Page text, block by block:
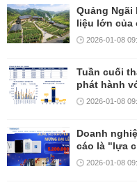
Quảng
liệu lớn của
2026-01-08
Tuần cuối
phát hành
2026-01-08
Doanh
cáo là "lựa
2026-01-08